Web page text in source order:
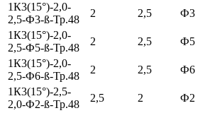
1К3(15°)-2,0-
2,5-Ф3-ß-Тр.48
2 2,5 Ф3
1К3(15°)-2,0-
2,5-Ф5-ß-Тр.48
2 2,5 Ф5
1К3(15°)-2,0-
2,5-Ф6-ß-Тр.48
2 2,5 Ф6
1К3(15°)-2,5-
2,0-Ф2-ß-Тр.48
2,5 2 Ф2